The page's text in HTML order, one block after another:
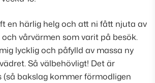
en härlig helg och att ni fått njuta av
vårvärmen som varit på besök.
lycklig och påfylld av massa ny
Så välbehövligt! Det är
(så bakslag kommer förmodligen